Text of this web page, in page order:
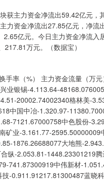
获主力资金净流出59.42亿元
力资金净流出27.85亿元，净
亿元。今日主力资金净流
万元。（数据宝）
手率（%） 主力资金流量（万
业银锡-4.113.64-
20002.74002340格林美-
中国中冶-1.320.97-
7121.67000758中色股份-
矿业-3.161.77-
1876.26688077大地熊-
纵-2.053.81-1448.23301219
741.87300919中伟新材-
-0.911.91217.81300487蓝晓